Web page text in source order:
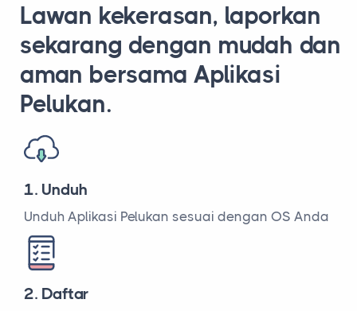
Lawan kekerasan, laporkan
sekarang dengan mudah dan
aman bersama Aplikasi
Pelukan.
1. Unduh
Unduh Aplikasi Pelukan sesuai dengan OS Anda
2. Daftar